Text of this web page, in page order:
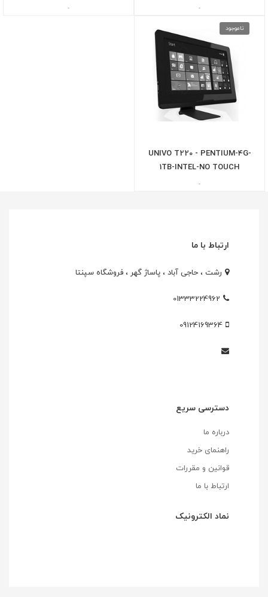
-
-
ناموجود
UNIVO T220 - PENTIUM-4G-
1TB-INTEL-NO TOUCH
-
ارتباط با ما
رشت ، حاجی آباد ، پاساژ گهر ، فروشگاه سپنتا
01333224962
09124169364
دسترسی سریع
درباره ما
راهنمای خرید
قوانین و مقررات
ارتباط با ما
نماد الکترونیک